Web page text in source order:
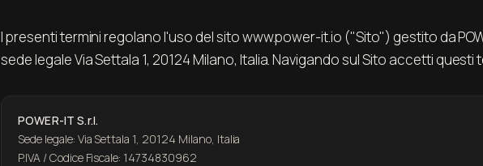
I presenti termini regolano l'uso del sito www.power-it.io ("Sito") gestito da
sede legale Via Settala 1, 20124 Milano, Italia. Navigando sul Sito accetti questi
POWER-IT S.r.l.
Sede legale: Via Settala 1, 20124 Milano, Italia
P.IVA / Codice Fiscale: 14734830962